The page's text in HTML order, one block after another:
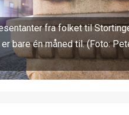
fra folket til
bare én måned til. (Foto: